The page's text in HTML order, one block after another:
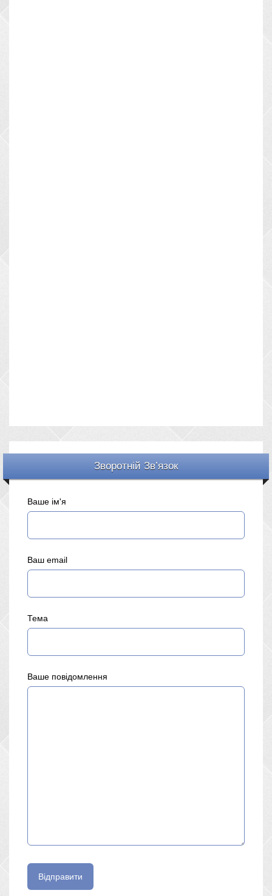
Зворотній Зв’язок
Ваше ім'я
Ваш email
Тема
Ваше повідомлення